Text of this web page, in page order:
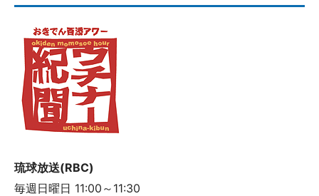
琉球放送(RBC)
毎週日曜日 11:00～11:30